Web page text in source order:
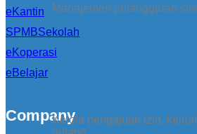
Manajemen pelanggaran
Kelola pengajuan izin,
eKantin
SPMBSekolah
eKoperasi
eBelajar
Company